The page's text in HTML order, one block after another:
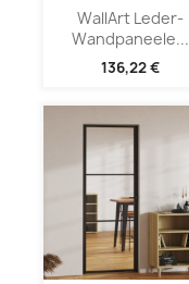
WallArt Leder-
Wandpaneele...
136,22 €